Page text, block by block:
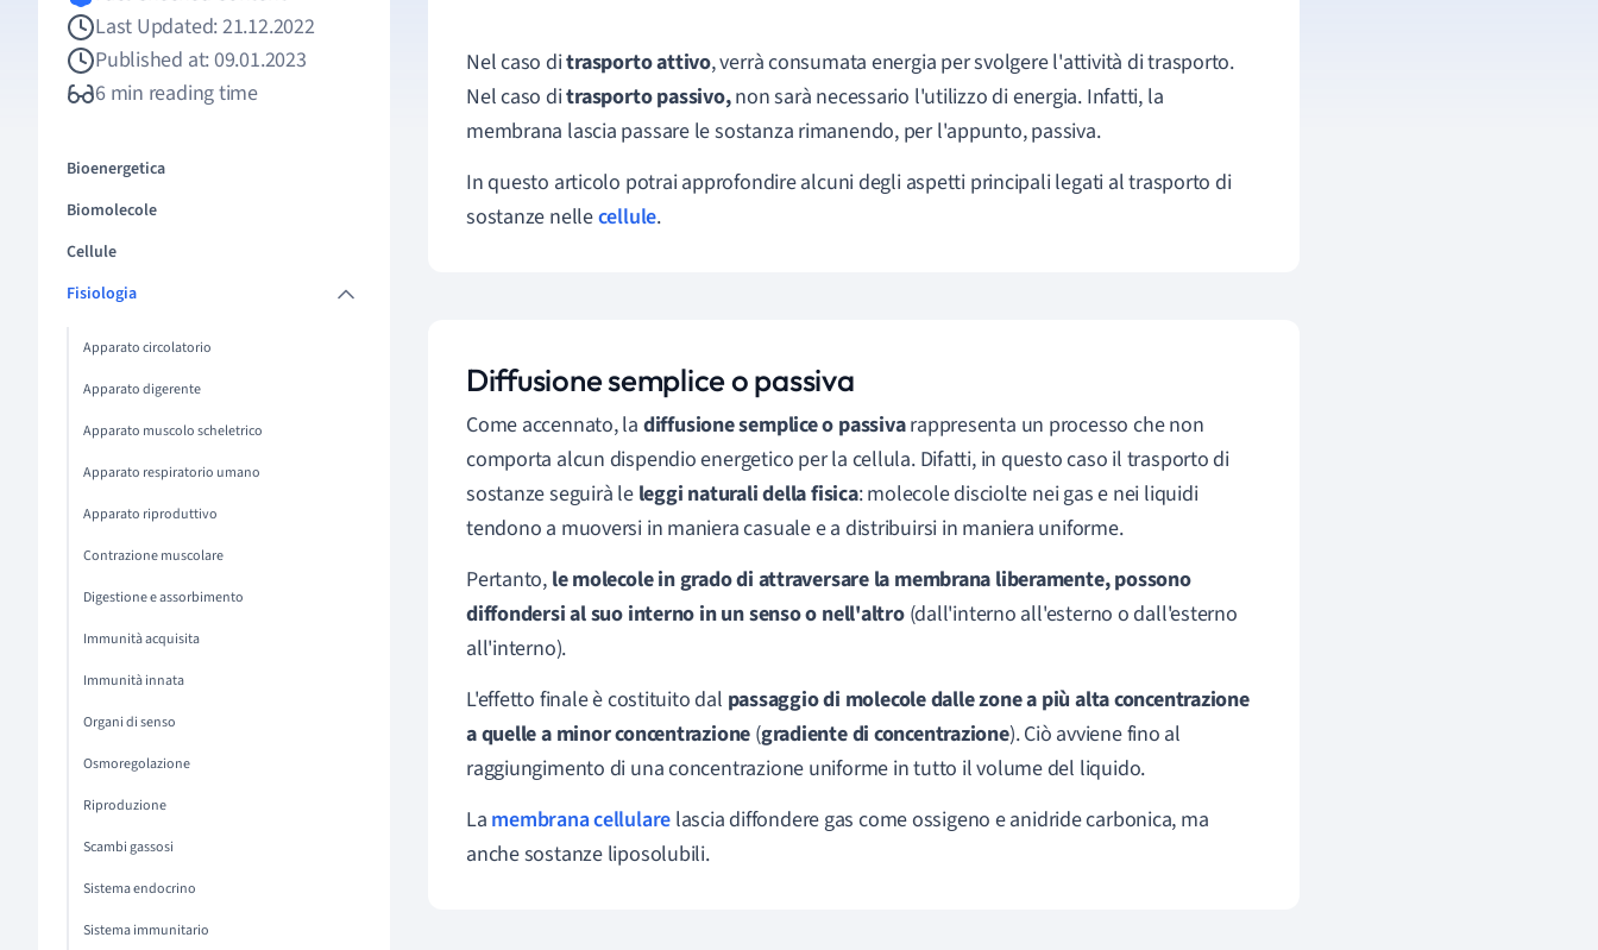
Last Updated: 21.12.2022
Published at: 09.01.2023
6 min reading time
Bioenergetica
Biomolecole
Cellule
Fisiologia
Apparato circolatorio
Apparato digerente
Apparato muscolo scheletrico
Apparato respiratorio umano
Apparato riproduttivo
Contrazione muscolare
Digestione e assorbimento
Immunità acquisita
Immunità innata
Organi di senso
Osmoregolazione
Riproduzione
Scambi gassosi
Sistema endocrino
Sistema immunitario
Nel caso ditrasporto attivo, verrà consumata energia per svolgere l'attività di trasporto.
Nel caso ditrasporto passivo,non sarà necessario l'utilizzo di energia. Infatti, la
membrana lascia passare le sostanza rimanendo, per l'appunto, passiva.
In questo articolo potrai approfondire alcuni degli aspetti principali legati al trasporto di
sostanze nellecellule.
Diffusione semplice o passiva
Come accennato, la diffusione semplice o passivarappresenta un processo che non
comporta alcun dispendio energetico per la cellula. Difatti, in questo caso il trasporto di
sostanze seguirà le leggi naturali della fisica: molecole disciolte nei gas e nei liquidi
tendono a muoversi in maniera casuale e a distribuirsi in maniera uniforme.
Pertanto, le molecole in grado di attraversare la membrana liberamente, possono
diffondersi al suo interno in un senso o nell'altro(dall'interno all'esterno o dall'esterno
all'interno).
L'effetto finale è costituito dal passaggio di molecole dalle zone a più alta concentrazione
a quelle a minor concentrazione (gradiente di concentrazione). Ciò avviene fino al
raggiungimento di una concentrazione uniforme in tutto il volume del liquido.
La membrana cellulare lascia diffondere gas come ossigeno e anidride carbonica, ma
anche sostanze liposolubili.